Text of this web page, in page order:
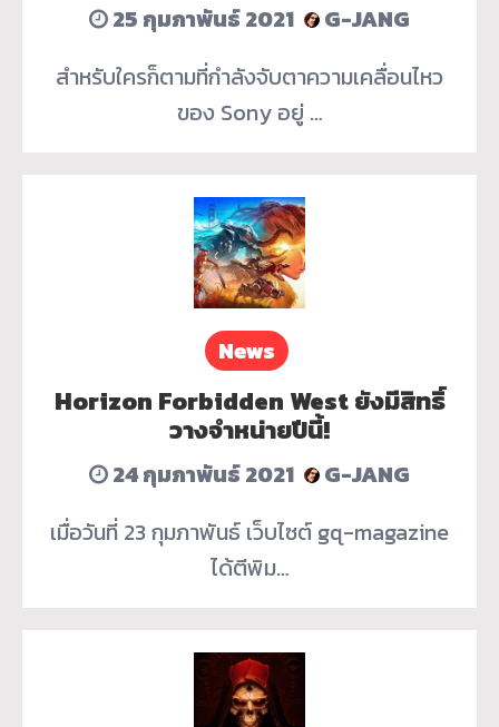
25 กุมภาพันธ์ 2021
G-JANG
สำหรับใครก็ตามที่กำลังจับตาความเคลื่อนไหว
ของ Sony อยู่ …
News
Horizon Forbidden West ยังมีสิทธิ์
วางจำหน่ายปีนี้!
24 กุมภาพันธ์ 2021
G-JANG
เมื่อวันที่ 23 กุมภาพันธ์ เว็บไซต์ gq-magazine
ได้ตีพิม…